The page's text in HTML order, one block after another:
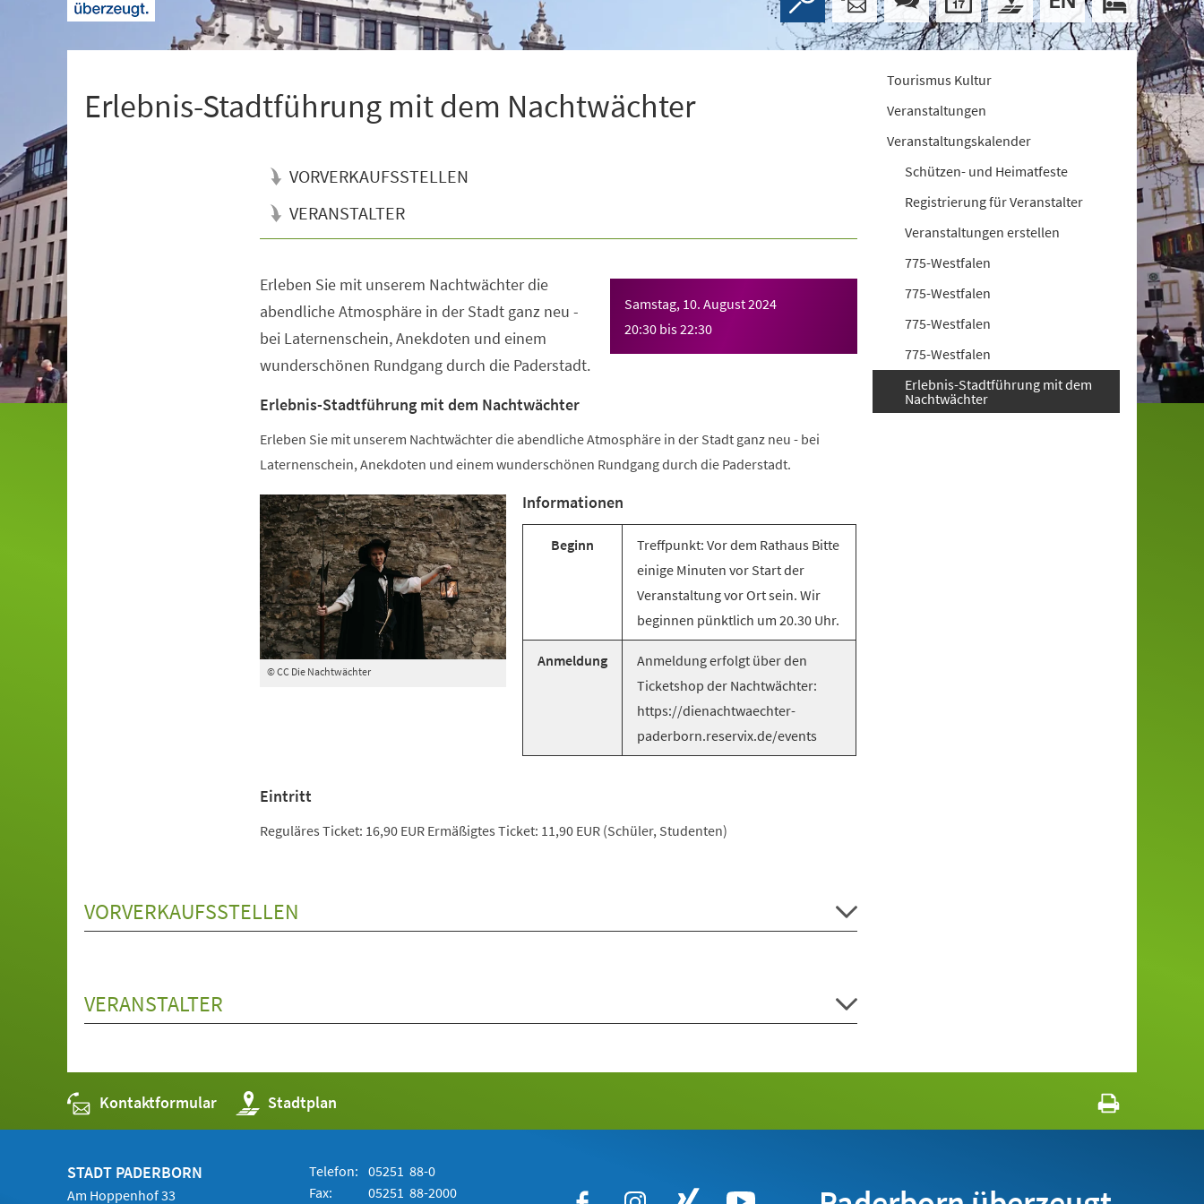
Erlebnis-Stadtführung mit dem Nachtwächter
VORVERKAUFSSTELLEN
VERANSTALTER
Samstag, 10. August 2024
20:30 bis22:30
Erleben Sie mit unserem Nachtwächter die
abendliche Atmosphäre in der Stadt ganz neu -
bei Laternenschein, Anekdoten und einem
wunderschönen Rundgang durch die Paderstadt.
Erlebnis-Stadtführung mit dem Nachtwächter
Erleben Sie mit unserem Nachtwächter die abendliche Atmosphäre in der Stadt ganz neu - bei
Laternenschein, Anekdoten und einem wunderschönen Rundgang durch die Paderstadt.
© CC Die Nachtwächter
Informationen
Beginn
Treffpunkt: Vor dem Rathaus Bitte
einige Minuten vor Start der
Veranstaltung vor Ort sein. Wir
beginnen pünktlich um 20.30 Uhr.
Anmeldung
Anmeldung erfolgt über den
Ticketshop der Nachtwächter:
https://dienachtwaechter-
paderborn.reservix.de/events
Eintritt
Reguläres Ticket: 16,90 EUR Ermäßigtes Ticket: 11,90 EUR (Schüler, Studenten)
VORVERKAUFSSTELLEN
VERANSTALTER
Tourismus Kultur
Veranstaltungen
Veranstaltungskalender
Schützen- und Heimatfeste
Registrierung für Veranstalter
Veranstaltungen erstellen
775-Westfalen
775-Westfalen
775-Westfalen
775-Westfalen
Erlebnis-Stadtführung mit dem
Nachtwächter
Kontaktformular Stadtplan
(Öffnet
in
einem
STADT PADERBORN
Am Hoppenhof 33
Telefon: 05251 88-0
Fax:
05251 88-2000